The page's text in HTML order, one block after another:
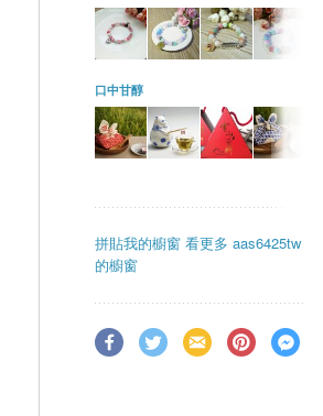
口中甘醇
拼貼我的櫥窗 看更多 aas6425tw
的櫥窗